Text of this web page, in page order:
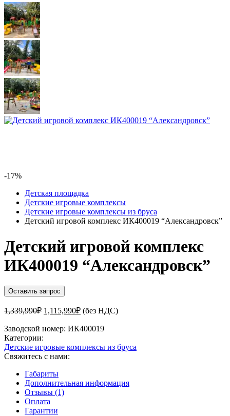
-17%
Детская площадка
Детские игровые комплексы
Детские игровые комплексы из бруса
Детский игровой комплекс ИК400019 “Александровск”
Детский игровой комплекс
ИК400019 “Александровск”
Оставить запрос
1,339,990₽ Первоначальная
составляла
1,115,990₽Текущая
цена:
1,115,990₽.
(без НДС)
Заводской номер: ИК400019
Категории:
Детские игровые комплексы из бруса
Свяжитесь с нами:
Габариты
Дополнительная информация
Отзывы (1)
Оплата
Гарантии